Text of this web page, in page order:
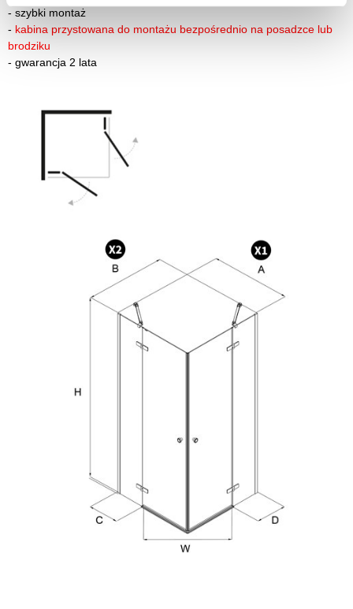
- szybki montaż
- kabina przystowana do montażu bezpośrednio na posadzce lub
brodziku
- gwarancja 2 lata